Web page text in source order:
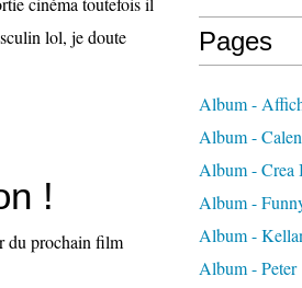
lol, je doute
!
du prochain film
Pages
Album -
Album -
Album - Crea
Album -
Album -
Album - Peter